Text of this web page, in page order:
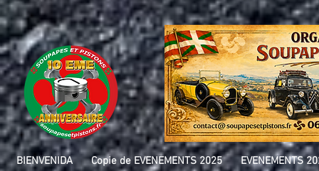
BIENVENIDA Copie de EVENEMENTS 2025 EVENEMENTS